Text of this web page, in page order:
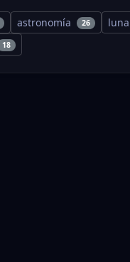
astronomía 26
18